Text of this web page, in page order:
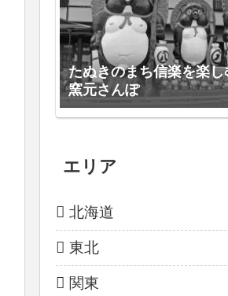
たぬきのまち信楽を楽
窯元さんぽ
エリア
北海道
東北
関東